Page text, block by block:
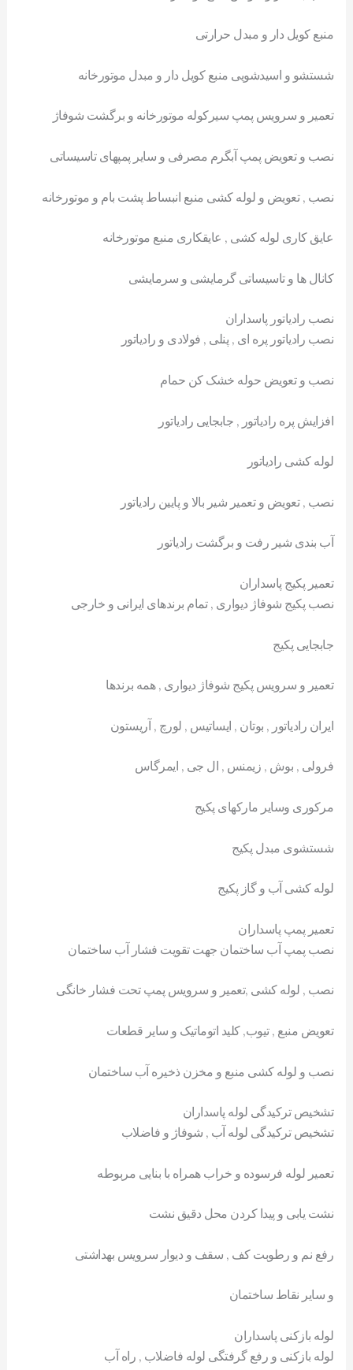
منبع کویل دار و مبدل حرارتی
شستشو و اسیدشویی منبع کویل دار و مبدل موتورخانه
تعمیر و سرویس پمپ سیرکوله موتورخانه و برگشت شوفاژ
نصب و تعویض پمپ آبگرم مصرفی و سایر پمپهای تاسیساتی
نصب , تعویض و لوله کشی منبع انبساط پشت بام و موتورخانه
عایق کاری لوله کشی , عایقکاری منبع موتورخانه
کانال ها و تاسیساتی گرمایشی و سرمایشی
نصب رادیاتور پاسداران
نصب رادیاتور پره ای , پنلی , فولادی و رادیاتور
نصب و تعویض حوله خشک کن حمام
افزایش پره رادیاتور , جابجایی رادیاتور
لوله کشی رادیاتور
نصب , تعویض و تعمیر شیر بالا و پایین رادیاتور
آب بندی شیر رفت و برگشت رادیاتور
تعمیر پکیج پاسداران
نصب پکیج شوفاژ دیواری , تمام برندهای ایرانی و خارجی
جابجایی پکیج
تعمیر و سرویس پکیج شوفاژ دیواری , همه برندها
ایران رادیاتور , بوتان , ایساتیس , لورچ , آریستون
فرولی , بوش , زیمنس , ال جی , ایمرگاس
مرکوری وسایر مارکهای پکیج
شستشوی مبدل پکیج
لوله کشی آب و گاز پکیج
تعمیر پمپ پاسداران
نصب پمپ آب ساختمان جهت تقویت فشار آب ساختمان
نصب , لوله کشی ,تعمیر و سرویس پمپ تحت فشار خانگی
تعویض منبع , تیوب, کلید اتوماتیک و سایر قطعات
نصب و لوله کشی منبع و مخزن ذخیره آب ساختمان
تشخیص ترکیدگی لوله پاسداران
تشخیص ترکیدگی لوله آب , شوفاژ و فاضلاب
تعمیر لوله فرسوده و خراب همراه با بنایی مربوطه
نشت یابی و پیدا کردن محل دقیق نشت
رفع نم و رطوبت کف , سقف و دیوار سرویس بهداشتی
و سایر نقاط ساختمان
لوله بازکنی پاسداران
لوله بازکنی و رفع گرفتگی لوله فاضلاب , راه آب